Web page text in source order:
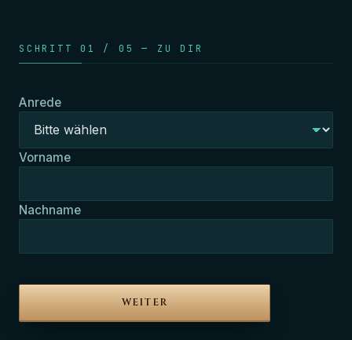
SCHRITT 01 / 05 — ZU DIR
Anrede
Vorname
Nachname
WEITER